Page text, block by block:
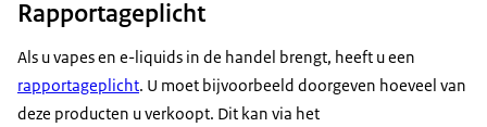
Rapportageplicht
Als u vapes en e-liquids in de handel brengt, heeft u een
rapportageplicht. U moet bijvoorbeeld doorgeven hoeveel van
deze producten u verkoopt. Dit kan via het